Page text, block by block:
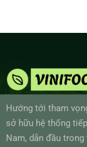
Hướng tới tham
sở hữu hệ thống
Nam, dẫn đầu